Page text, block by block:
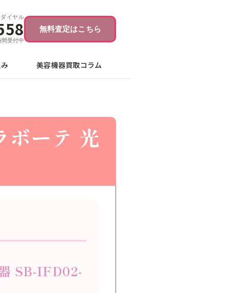
イヤル
間受付中
無料査定はこちら
美容機器買取コラム
ーテ 光
SB-IFD02-